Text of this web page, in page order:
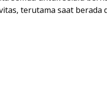
terutama saat berada